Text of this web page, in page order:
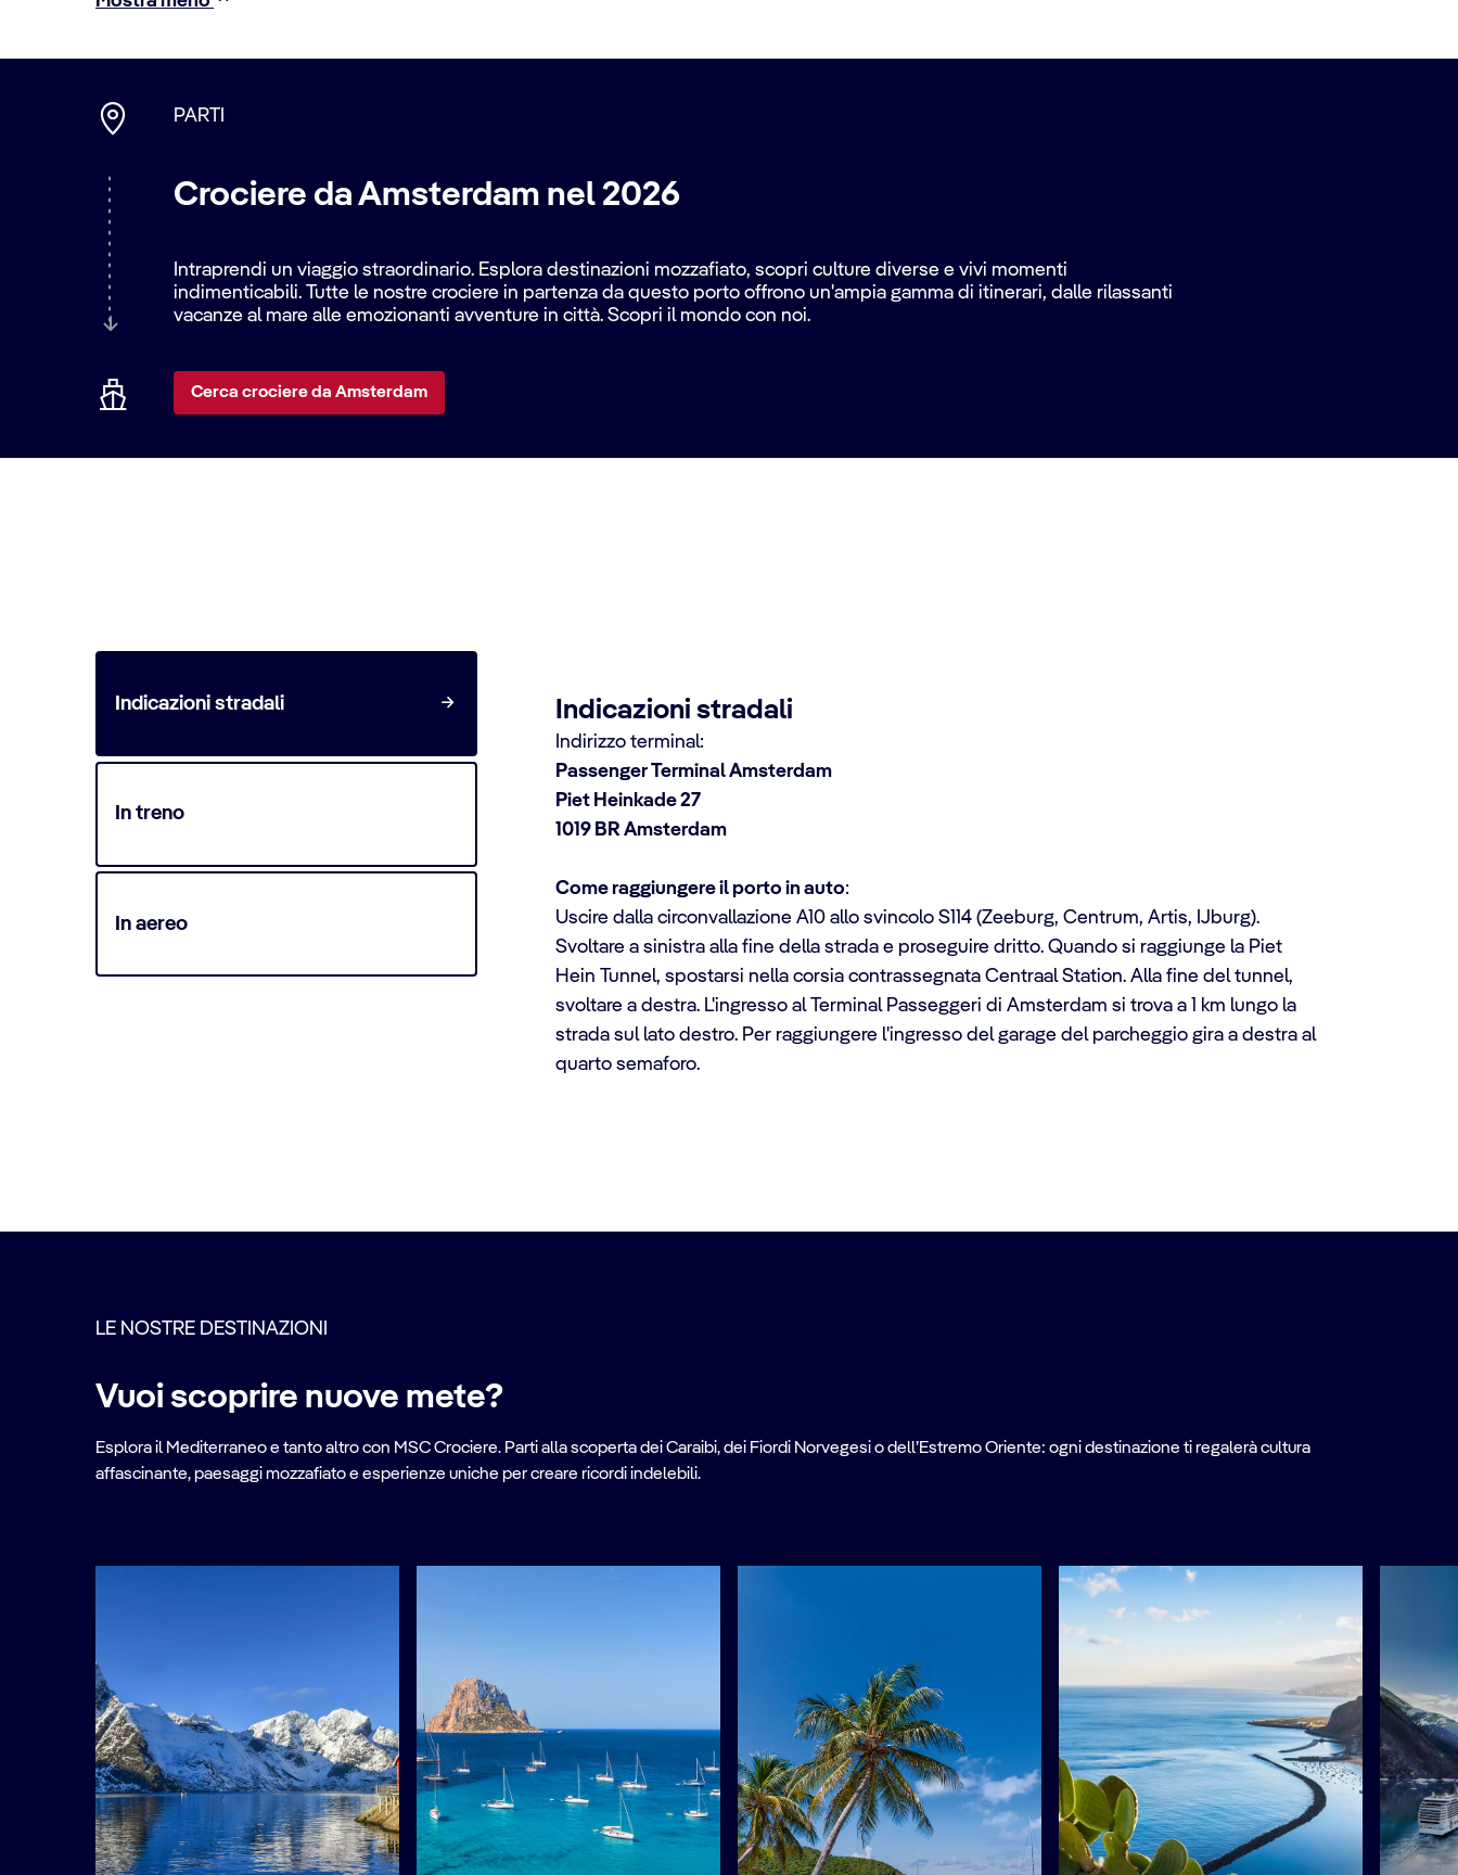
PARTI
Crociere da Amsterdam nel 2026
Intraprendi un viaggio straordinario. Esplora destinazioni mozzafiato, scopri culture diverse e vivi momenti
indimenticabili. Tutte le nostre crociere in partenza da questo porto offrono un'ampia gamma di itinerari, dalle rilassanti
vacanze al mare alle emozionanti avventure in città. Scopri il mondo con noi.
Cerca crociere da Amsterdam
Indicazioni stradali Indicazioni stradali
Indirizzo terminal:
Passenger Terminal Amsterdam
Piet Heinkade 27
1019 BR Amsterdam
Come raggiungere il porto in auto:
Uscire dalla circonvallazione A10 allo svincolo S114 (Zeeburg, Centrum, Artis, IJburg).
Svoltare a sinistra alla fine della strada e proseguire dritto. Quando si raggiunge la Piet
Hein Tunnel, spostarsi nella corsia contrassegnata Centraal Station. Alla fine del tunnel,
svoltare a destra. L'ingresso al Terminal Passeggeri di Amsterdam si trova a 1 km lungo la
strada sul lato destro. Per raggiungere l'ingresso del garage del parcheggio gira a destra al
quarto semaforo.
In treno
In aereo
LE NOSTRE DESTINAZIONI
Vuoi scoprire nuove mete?
Esplora il Mediterraneo e tanto altro con MSC Crociere. Parti alla scoperta dei Caraibi, dei Fiordi Norvegesi o dell’Estremo Oriente: ogni destinazione ti regalerà cultura
affascinante, paesaggi mozzafiato e esperienze uniche per creare ricordi indelebili.